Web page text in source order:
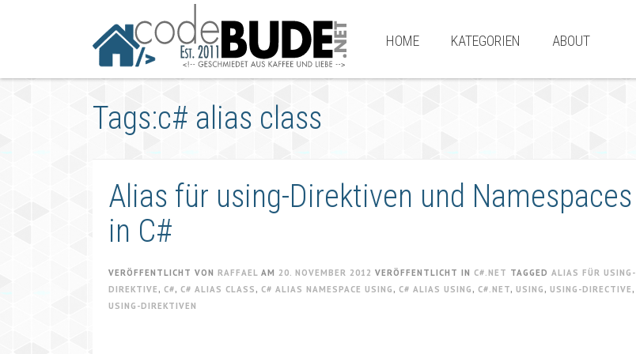
HOME KATEGORIEN ABOUT
Tags:c# alias class
Alias für using-Direktiven und Namespaces
in C#
VERÖFFENTLICHT VON RAFFAEL AM 20. NOVEMBER 2012 VERÖFFENTLICHT IN C#.NET TAGGED ALIAS FÜR USING-
DIREKTIVE , C#, C# ALIAS CLASS , C# ALIAS NAMESPACE USING , C# ALIAS USING , C#.NET, USING , USING-DIRECTIVE ,
USING-DIREKTIVEN